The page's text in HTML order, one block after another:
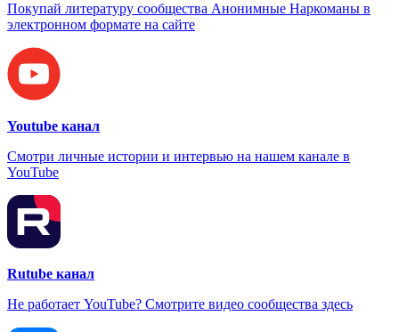
Покупай литературу сообщества Анонимные Наркоманы в
электронном формате на сайте
Youtube канал
Смотри личные истории и интервью на нашем канале в
YouTube
Rutube канал
Не работает YouTube? Смотрите видео сообщества здесь